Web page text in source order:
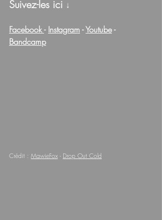
Suivez-les ici ↓
Facebook - Instagram - Youtube -
Bandcamp
Crédit : MawieFox - Drop Out Cold